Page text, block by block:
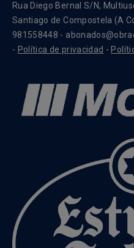
Rua Diego Bernal S/N,
Santiago de Compostela (A
981558448 -
- Política de privacidad -